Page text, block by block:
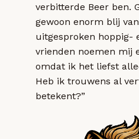
verbitterde Beer ben.
gewoon enorm blij
uitgesproken hoppig-
vrienden noemen mij
omdat ik het liefst
Heb ik trouwens al
betekent?”